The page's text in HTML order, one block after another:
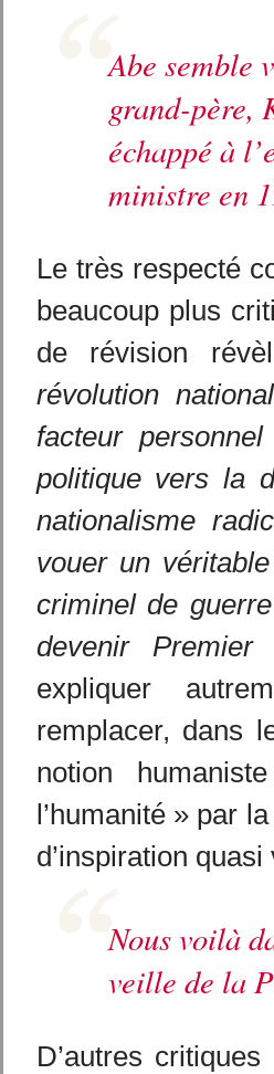
Abe semble
grand-père,
échappé à
ministre en
Le très respecté
beaucoup plus
de révision
révolution
facteur
politique vers la
nationalisme
vouer un
criminel de
devenir
expliquer
remplacer, dans
notion
l’humanité » par
d’inspiration
Nous voilà
veille de la
D’autres